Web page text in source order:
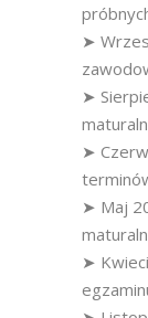
➤
➤
➤
➤ Maj
➤